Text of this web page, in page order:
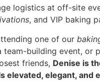
logistics at off-site
, and VIP baking
one of our
team-building event, or
friends, Denise is
elevated, elegant, and